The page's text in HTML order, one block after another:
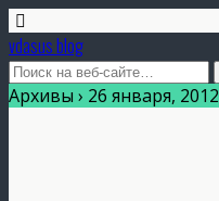
vdasus blog
Архивы › 26 января, 2012